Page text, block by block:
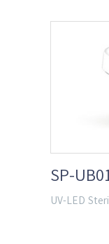
SP-UB01
UV-LED